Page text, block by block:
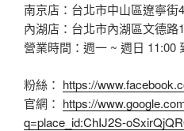
南京店：台北市中山區遼寧街
內湖店：台北市內湖區文德路
營業時間：週一 ~ 週日 11:00
粉絲： https://
官網： https://
q=place_id:ChIJ2S-